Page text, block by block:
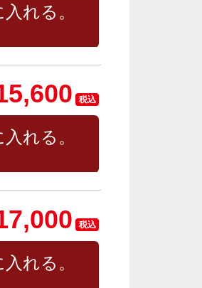
れる。
税込
れる。
税込
れる。